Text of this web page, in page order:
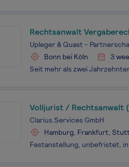
Rechtsanwalt
Upleger & Quast -
Bonn bei Köln
3
Volljurist / Rechtsanwalt
Clarius.Services GmbH
Hamburg, Frankfurt,